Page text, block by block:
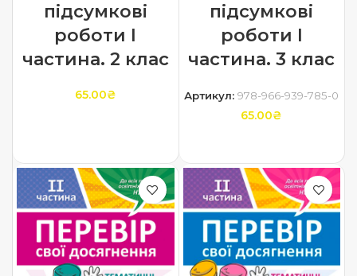
підсумкові
роботи І
частина. 2 клас
65.00₴
підсумкові
роботи І
частина. 3 клас
Артикул:978-966-939-785-0
65.00₴